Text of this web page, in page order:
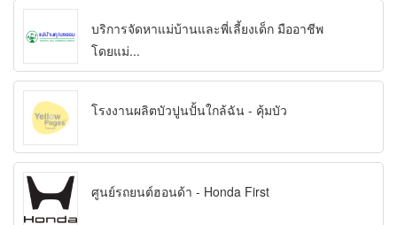
บริการจัดหาแม่บ้านและพี่เลี้ยงเด็ก มืออาชีพ
โดยแม่...
โรงงานผลิตบัวปูนปั้นใกล้ฉัน - คุ้มบัว
ศูนย์รถยนต์ฮอนด้า - Honda First